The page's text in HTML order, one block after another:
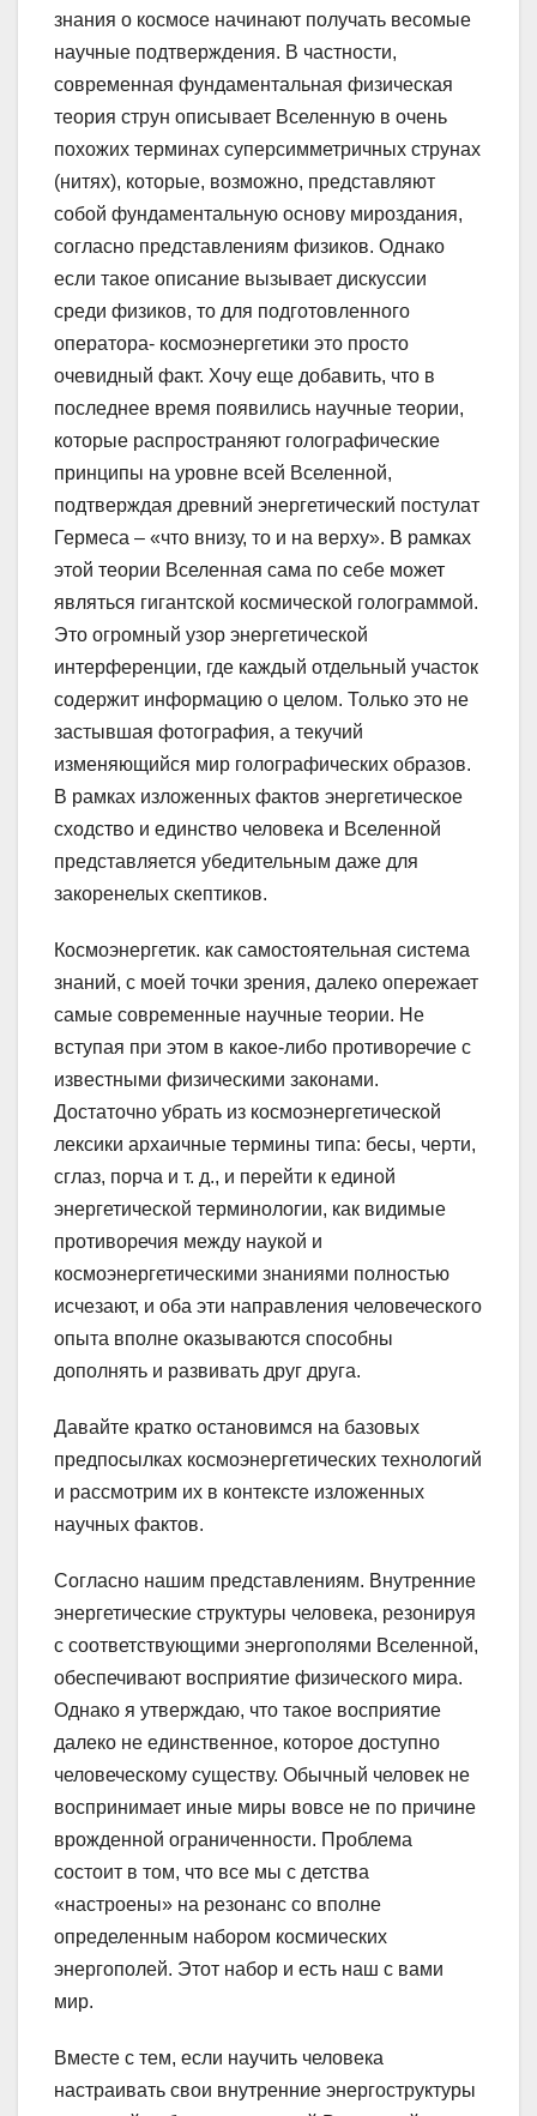
знания о космосе начинают получать весомые
научные подтверждения. В частности,
современная фундаментальная физическая
теория струн описывает Вселенную в очень
похожих терминах суперсимметричных струнах
(нитях), которые, возможно, представляют
собой фундаментальную основу мироздания,
согласно представлениям физиков. Однако
если такое описание вызывает дискуссии
среди физиков, то для подготовленного
оператора- космоэнергетики это просто
очевидный факт. Хочу еще добавить, что в
последнее время появились научные теории,
которые распространяют голографические
принципы на уровне всей Вселенной,
подтверждая древний энергетический постулат
Гермеса – «что внизу, то и на верху». В рамках
этой теории Вселенная сама по себе может
являться гигантской космической голограммой.
Это огромный узор энергетической
интерференции, где каждый отдельный участок
содержит информацию о целом. Только это не
застывшая фотография, а текучий
изменяющийся мир голографических образов.
В рамках изложенных фактов энергетическое
сходство и единство человека и Вселенной
представляется убедительным даже для
закоренелых скептиков.
Космоэнергетик. как самостоятельная система
знаний, с моей точки зрения, далеко опережает
самые современные научные теории. Не
вступая при этом в какое-либо противоречие с
известными физическими законами.
Достаточно убрать из космоэнергетической
лексики архаичные термины типа: бесы, черти,
сглаз, порча и т. д., и перейти к единой
энергетической терминологии, как видимые
противоречия между наукой и
космоэнергетическими знаниями полностью
исчезают, и оба эти направления человеческого
опыта вполне оказываются способны
дополнять и развивать друг друга.
Давайте кратко остановимся на базовых
предпосылках космоэнергетических технологий
и рассмотрим их в контексте изложенных
научных фактов.
Согласно нашим представлениям. Внутренние
энергетические структуры человека, резонируя
с соответствующими энергополями Вселенной,
обеспечивают восприятие физического мира.
Однако я утверждаю, что такое восприятие
далеко не единственное, которое доступно
человеческому существу. Обычный человек не
воспринимает иные миры вовсе не по причине
врожденной ограниченности. Проблема
состоит в том, что все мы с детства
«настроены» на резонанс со вполне
определенным набором космических
энергополей. Этот набор и есть наш с вами
мир.
Вместе с тем, если научить человека
настраивать свои внутренние энергоструктуры